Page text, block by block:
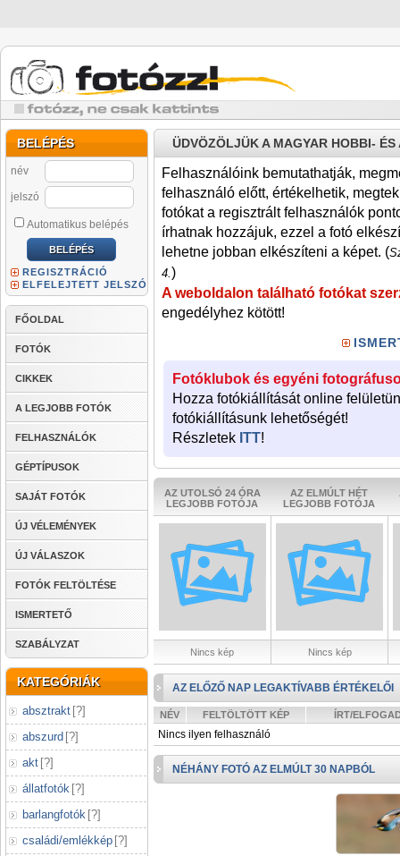
BELÉPÉS
név
jelszó
Automatikus belépés
REGISZTRÁCIÓ
ELFELEJTETT JELSZÓ
FŐOLDAL
FOTÓK
CIKKEK
A LEGJOBB FOTÓK
FELHASZNÁLÓK
GÉPTÍPUSOK
SAJÁT FOTÓK
ÚJ VÉLEMÉNYEK
ÚJ VÁLASZOK
FOTÓK FELTÖLTÉSE
ISMERTETŐ
SZABÁLYZAT
KATEGÓRIÁK
absztrakt [?]
abszurd [?]
akt [?]
állatfotók [?]
barlangfotók [?]
családi/emlékkép [?]
ÜDVÖZÖLJÜK A MAGYAR HOBBI-
Felhasználóink bemutathatják,
felhasználó előtt, értékelhetik,
fotókat a regisztrált felhasználók
írhatnak hozzájuk, ezzel a fotó
lehetne jobban elkészíteni a képet. (
4.)
A weboldalon található fotókat
engedélyhez kötött!
Fotóklubok és egyéni
Hozza fotókiállítását online
fotókiállításunk lehetőségét!
Részletek ITT!
AZ UTOLSÓ 24 ÓRA
LEGJOBB FOTÓJA
AZ ELMÚLT HÉT
LEGJOBB FOTÓJA
Nincs kép Nincs kép
AZ ELŐZŐ NAP LEGAKTÍVABB ÉRTÉKELŐI
NÉV FELTÖLTÖTT KÉP ÍRT/
Nincs ilyen felhasználó
NÉHÁNY FOTÓ AZ ELMÚLT 30 NAPBÓL